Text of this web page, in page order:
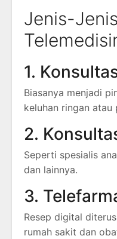
Jenis-
1.
Biasanya menjadi
keluhan ringan atau
2.
Seperti spesialis
dan lainnya.
3.
Resep digital
rumah sakit dan